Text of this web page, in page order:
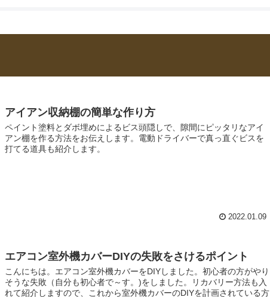
アイアン収納棚の簡単な作り方
ペイント塗料とダボ埋めによるビス頭隠しで、隙間にピッタリなアイ
アン棚を作る方法をお伝えします。電動ドライバーで真っ直ぐビスを
打てる道具も紹介します。
2022.01.09
エアコン室外機カバーDIYの失敗をさけるポイント
こんにちは。エアコン室外機カバーをDIYしました。初心者の方がやり
そうな失敗（自分も初心者で～す。)をしました。リカバリー方法も入
れて紹介しますので、これから室外機カバーのDIYを計画されている方